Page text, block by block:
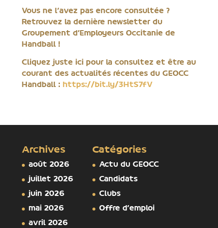
Vous ne l’avez pas encore consultée ?
Retrouvez la dernière newsletter du
Groupement d’Employeurs Occitanie de
Handball !
Cliquez juste ici pour la consultez et être au
courant des actualités récentes du GEOCC
Handball :
https://bit.ly/3HtS7fV
Archives
août 2026
juillet 2026
juin 2026
mai 2026
avril 2026
Catégories
Actu du GEOCC
Candidats
Clubs
Offre d'emploi